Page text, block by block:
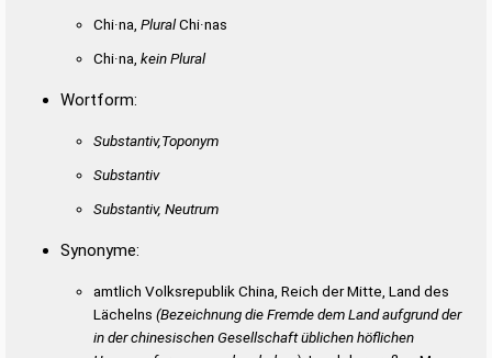
Chi·na, PluralChi·nas
Chi·na, kein Plural
Wortform:
Substantiv,Toponym
Substantiv
Substantiv, Neutrum
Synonyme:
amtlich Volksrepublik China, Reich der Mitte, Land des
Lächelns (Bezeichnung die Fremde dem Land aufgrund der
in der chinesischen Gesellschaft üblichen höflichen